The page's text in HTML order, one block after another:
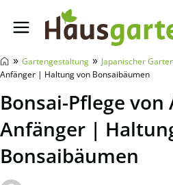
Hausgarten.net
» Gartengestaltung » Japanischer
Anfänger | Haltung von Bonsaibäumen
Bonsai-Pflege von
Anfänger |
Bonsaibäumen